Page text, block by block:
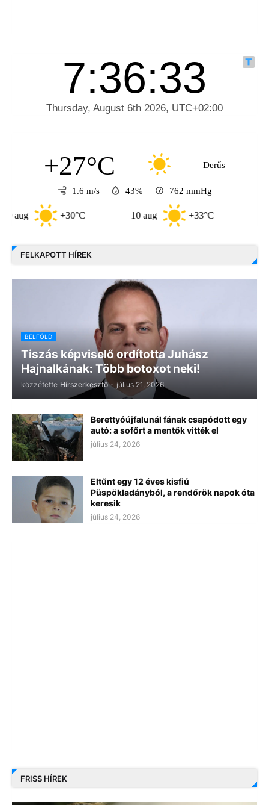
+27°C Derűs
1.6 m/s 43% 762 mmHg
+30°C +33°C
FELKAPOTT HÍREK
BELFÖLD
Tiszás képviselő ordította Juhász
Hajnalkának: Több botoxot neki!
közzétette Hírszerkesztő - július 21, 2026
Berettyóújfalunál fának csapódott egy
autó: a sofőrt a mentők vitték el
július 24, 2026
Eltűnt egy 12 éves kisfiú
Püspökladányból, a rendőrök napok óta
keresik
július 24, 2026
FRISS HÍREK